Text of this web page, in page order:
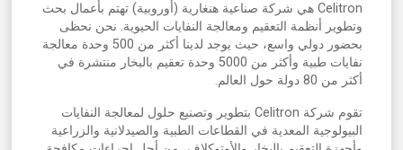
Celitron هي شركة صناعية هنغارية (أوروبية) تهتم بأعمال بحث
وتطوير أنظمة التعقيم ومعالجة النفايات الحيوية. نحن نحظى
بحضور دولي واسع، حيث يوجد لدينا أكثر من 500 وحدة معالجة
نفايات طبية وأكثر من 5000 وحدة تعقيم بالبخار منتشرة في
أكثر من 80 دولة حول العالم.
تقوم شركة Celitron بتطوير وتصنيع حلول لمعالجة النفايات
البيولوجية المعدية في القطاعات الطبية والصيدلانية والزراعية